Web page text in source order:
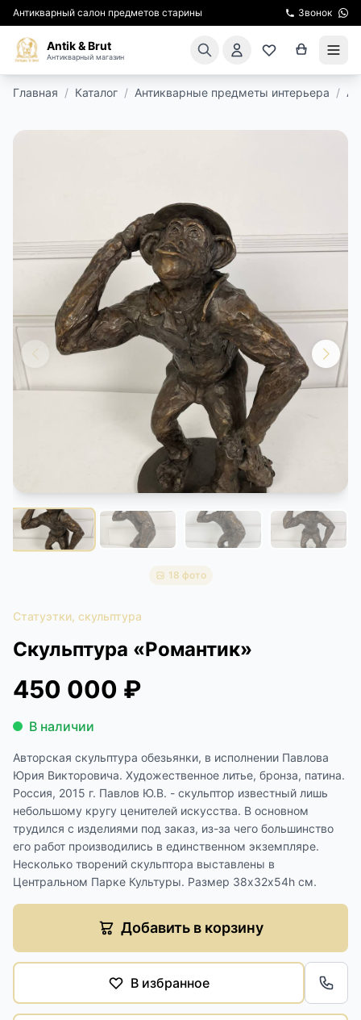
Антикварный салон предметов старины Звонок
Antik & Brut
Антикварный магазин
КИНОСЪЕМКА
ЭКСКУРСИИ
РЕСТАВРАЦИЯ
КУРСЫ ПО РЕСТАВРАЦИИ
ДОСТАВКА И ОПЛАТА
Главная / Каталог / Антикварные предметы интерьера /
18 фото
Статуэтки, скульптура
Скульптура «Романтик»
450 000 ₽
В наличии
Авторская скульптура обезьянки, в исполнении Павлова
Юрия Викторовича. Художественное литье, бронза, патина.
Россия, 2015 г. Павлов Ю.В. - скульптор известный лишь
небольшому кругу ценителей искусства. В основном
трудился с изделиями под заказ, из-за чего большинство
его работ производились в единственном экземпляре.
Несколько творений скульптора выставлены в
Центральном Парке Культуры. Размер 38х32х54h см.
Добавить в корзину
В избранное